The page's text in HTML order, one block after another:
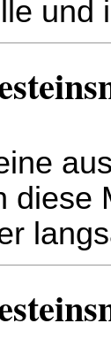
diese